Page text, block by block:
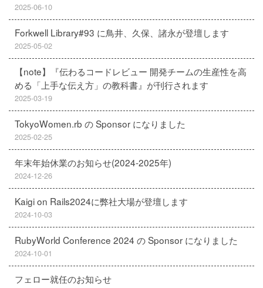
2025-06-10
Forkwell Library#93 に鳥井、久保、諸永が登壇します
2025-05-02
【note】『伝わるコードレビュー 開発チームの生産性を高
める「上手な伝え方」の教科書』が刊行されます
2025-03-19
TokyoWomen.rb の Sponsor になりました
2025-02-25
年末年始休業のお知らせ(2024-2025年)
2024-12-26
Kaigi on Rails2024に弊社大場が登壇します
2024-10-03
RubyWorld Conference 2024 の Sponsor になりました
2024-10-01
フェロー就任のお知らせ